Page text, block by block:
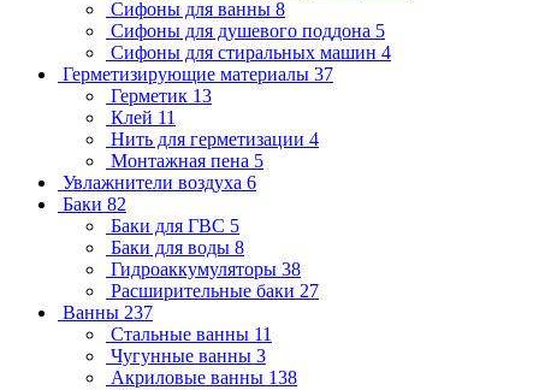
Сифоны для ванны 8
Сифоны для душевого поддона 5
Сифоны для стиральных машин 4
Герметизирующие материалы 37
Герметик 13
Клей 11
Нить для герметизации 4
Монтажная пена 5
Увлажнители воздуха 6
Баки 82
Баки для ГВС 5
Баки для воды 8
Гидроаккумуляторы 38
Расширительные баки 27
Ванны 237
Стальные ванны 11
Чугунные ванны 3
Акриловые ванны 138